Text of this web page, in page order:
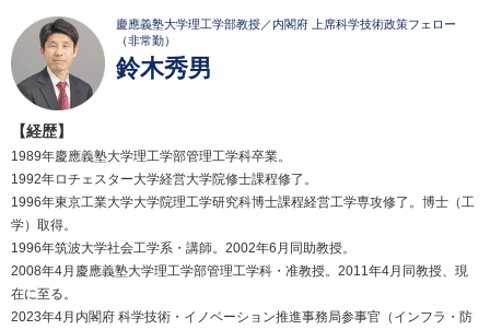
慶應義塾大学理工学部教授／内閣府 上席科学技術政策フェロー
（非常勤）
鈴木秀男
【経歴】
1989年慶應義塾大学理工学部管理工学科卒業。
1992年ロチェスター大学経営大学院修士課程修了。
1996年東京工業大学大学院理工学研究科博士課程経営工学専攻修了。博士（工
学）取得。
1996年筑波大学社会工学系・講師。2002年6月同助教授。
2008年4月慶應義塾大学理工学部管理工学科・准教授。2011年4月同教授、現
在に至る。
2023年4月内閣府 科学技術・イノベーション推進事務局参事官（インフラ・防